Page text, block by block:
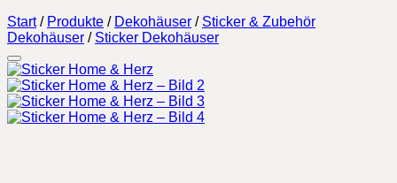
Start / Produkte / Dekohäuser / Sticker & Zubehör
Dekohäuser / Sticker Dekohäuser